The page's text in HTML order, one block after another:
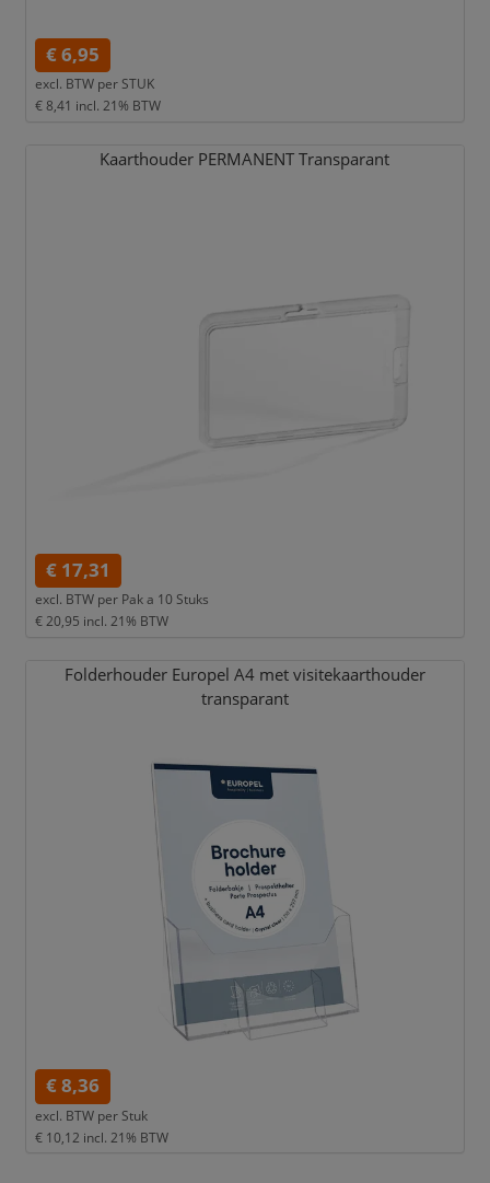
€ 6,95
excl. BTW per STUK
€ 8,41 incl. 21% BTW
Kaarthouder PERMANENT Transparant
€ 17,31
excl. BTW per Pak a 10 Stuks
€ 20,95 incl. 21% BTW
Folderhouder Europel A4 met visitekaarthouder
transparant
€ 8,36
excl. BTW per Stuk
€ 10,12 incl. 21% BTW